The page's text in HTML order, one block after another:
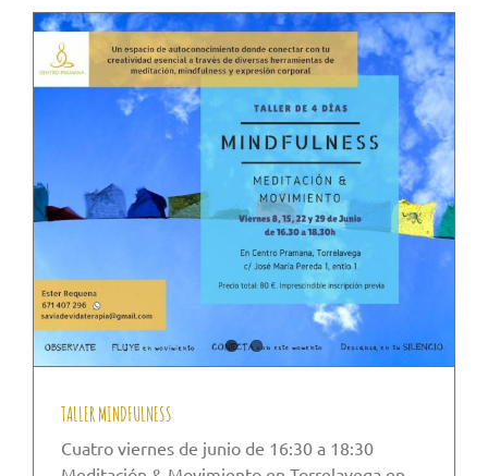
TALLER MINDFULNESS
Cuatro viernes de junio de 16:30 a 18:30